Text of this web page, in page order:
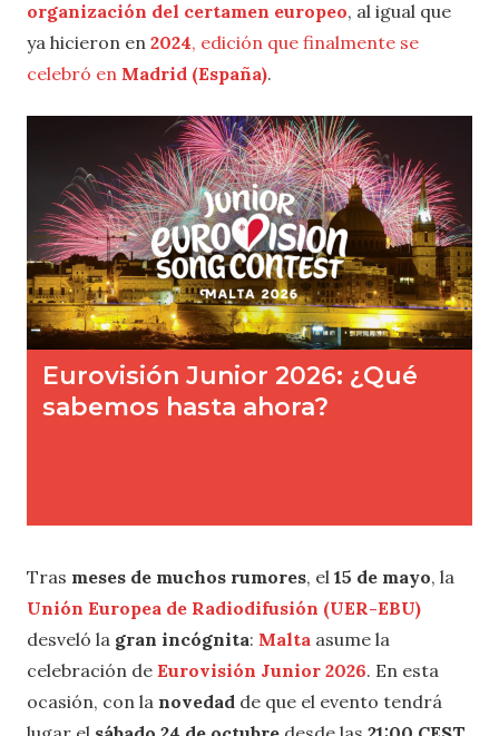
organización del certamen europeo, al igual que
ya hicieron en 2024, edición que finalmente se
celebró en Madrid (España).
Tras meses de muchos rumores, el 15 de mayo, la
Unión Europea de Radiodifusión (UER-EBU)
desveló la gran incógnita: Malta asume la
celebración de Eurovisión Junior 2026. En esta
ocasión, con la novedad de que el evento tendrá